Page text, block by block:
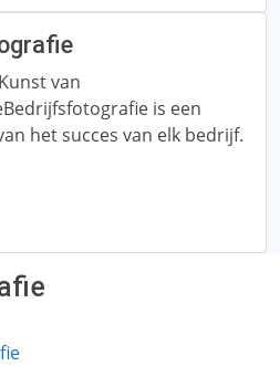
van
is een
het succes van elk bedrijf.